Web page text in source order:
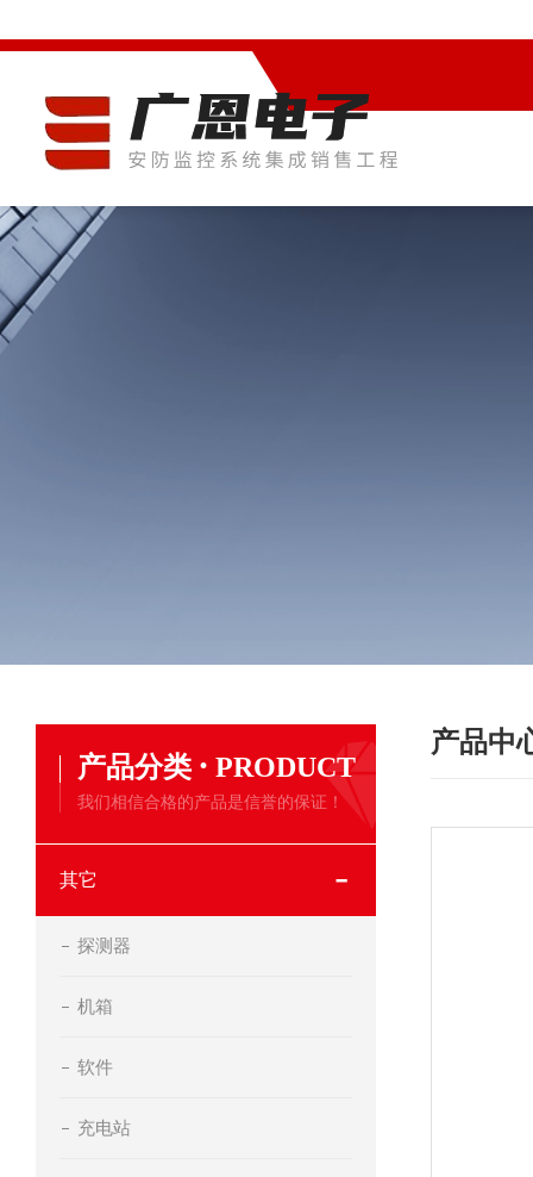
产品分类 · PRODUCT
我们相信合格的产品是信誉的保证！
其它
探测器
机箱
软件
充电站
产品中